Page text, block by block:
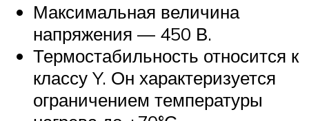
Максимальная величина
напряжения — 450 В.
Термостабильность относится к
классу Y. Он характеризуется
ограничением температуры